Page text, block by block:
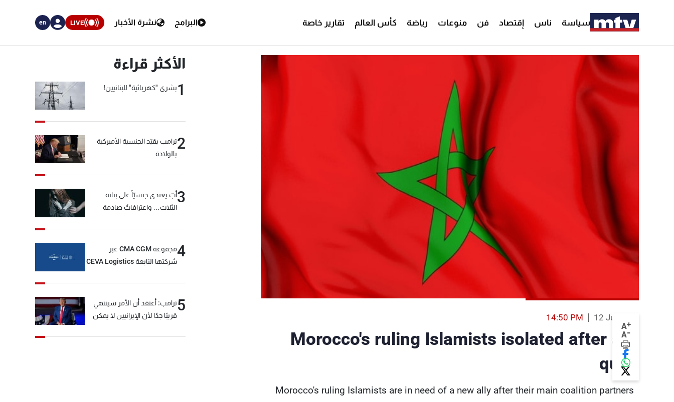
سياسة ناس إقتصاد فن منوعات رياضة كأس العالم تقارير خاصة البرامج نشرة الأخبار LIVE
en
A+
A-
12 Jul 2013
14:50 PM
Morocco's ruling Islamists isolated after ally
quits
Morocco's ruling Islamists are in need of a new ally after their main coalition partners
الأكثر قراءة
1بشرى "كهربائية" للبنانيين!
2ترامب يقيّد الجنسية الأميركية
بالولادة
3أبٌ يعتدي جنسيّاً على بناته
الثلاث… واعترافاتٌ صادمة
4
مجموعة CMA CGM عبر
شركتها التابعة CEVA Logistics
5ترامب: أعتقد أن الأمر سينتهي
قريبًا جدًا لأن الإيرانيين لا يمكن